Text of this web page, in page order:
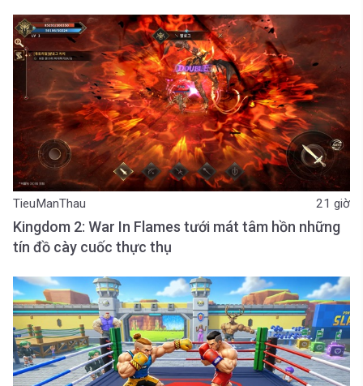
TieuManThau 21 giờ
Kingdom 2: War In Flames tưới mát tâm hồn những
tín đồ cày cuốc thực thụ